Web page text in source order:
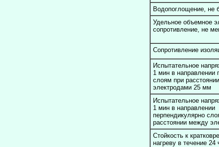
Водопоглощение, не
Удельное объемное
сопротивление, не
Сопротивление
Испытательное
1 мин в направлении
слоям при
электродами 25 мм
Испытательное
1 мин в направлении
перпендикулярно
расстоянии между
Стойкость к
нагреву в течение 24